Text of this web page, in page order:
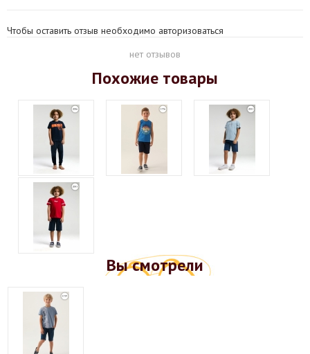
Чтобы оставить отзыв необходимо авторизоваться
нет отзывов
Похожие товары
Вы смотрели